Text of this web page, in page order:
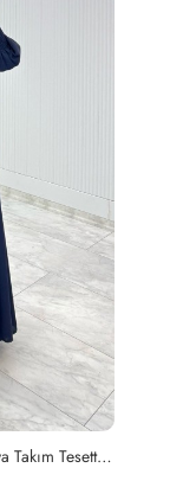
Petrol Seda Tasarım Takım Tesettür Giyim Petrol Mavisi